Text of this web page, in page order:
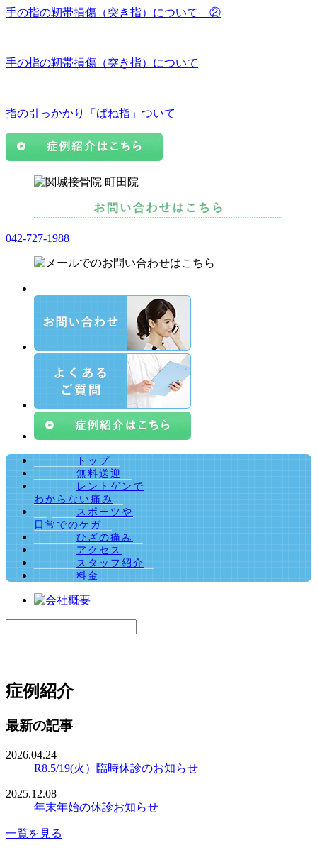
手の指の靭帯損傷（突き指）について ②
手の指の靭帯損傷（突き指）について
指の引っかかり「ばね指」ついて
042-727-1988
トップ
無料送迎
レントゲンで
わからない痛み
スポーツや
日常でのケガ
ひざの痛み
アクセス
スタッフ紹介
料金
症例紹介
最新の記事
2026.04.24
R8.5/19(火）臨時休診のお知らせ
2025.12.08
年末年始の休診お知らせ
一覧を見る